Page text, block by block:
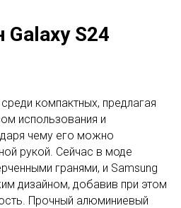
Galaxy S24
компактных, предлагая
использования и
чему его можно
рукой. Сейчас в моде
гранями, и Samsung
дизайном, добавив при этом
Прочный алюминиевый